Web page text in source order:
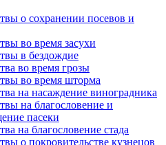
о сохранении посевов и
во время засухи
в бездождие
во время грозы
во время шторма
на насаждение виноградника
на благословение и
пасеки
на благословение стада
о покровительстве кузнецов